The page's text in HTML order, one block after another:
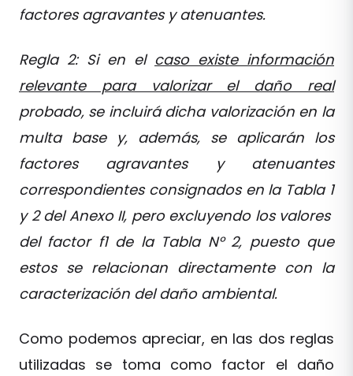
factores agravantes y atenuantes.
Regla 2: Si en el caso existe información
relevante para valorizar el daño real
probado, se incluirá dicha valorización en la
multa base y, además, se aplicarán los
factores agravantes y atenuantes
correspondientes consignados en la Tabla 1
y 2 del Anexo II, pero excluyendo los valores
del factor f1 de la Tabla N° 2, puesto que
estos se relacionan directamente con la
caracterización del daño ambiental.
Como podemos apreciar, en las dos reglas
utilizadas se toma como factor el daño